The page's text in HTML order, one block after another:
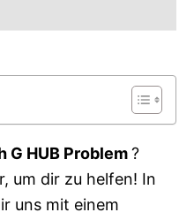
G HUB Problem?
um dir zu helfen! In
uns mit einem